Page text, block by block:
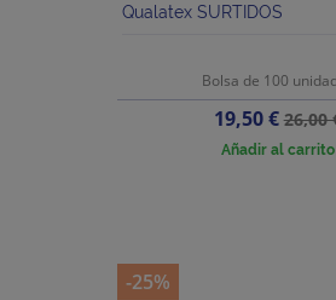
Qualatex SURTIDOS
Bolsa de 100
Precio
19,50 €
base
26,00
Añadir al carrito
-25%